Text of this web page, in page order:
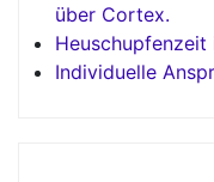
über Cortex.
Heuschupfenzeit
Individuelle